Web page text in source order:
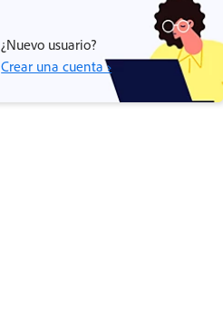
¿Nuevo usuario?
Crear una cuenta ›